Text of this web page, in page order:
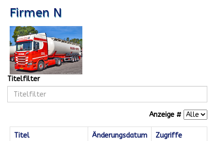
Firmen N
Titelfilter
Anzeige #
Titel Änderungsdatum Zugriffe